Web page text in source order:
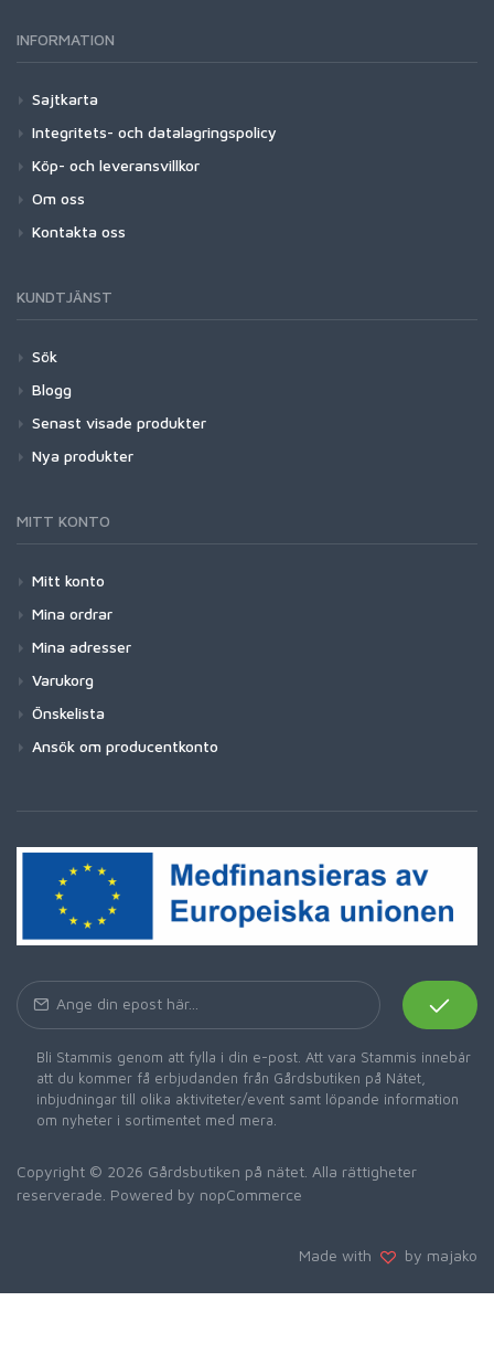
INFORMATION
Sajtkarta
Integritets- och datalagringspolicy
Köp- och leveransvillkor
Om oss
Kontakta oss
KUNDTJÄNST
Sök
Blogg
Senast visade produkter
Nya produkter
MITT KONTO
Mitt konto
Mina ordrar
Mina adresser
Varukorg
Önskelista
Ansök om producentkonto
Bli Stammis genom att fylla i din e-post. Att vara Stammis innebär
att du kommer få erbjudanden från Gårdsbutiken på Nätet,
inbjudningar till olika aktiviteter/event samt löpande information
om nyheter i sortimentet med mera.
Copyright © 2026 Gårdsbutiken på nätet. Alla rättigheter
reserverade. Powered by nopCommerce
Made with by majako